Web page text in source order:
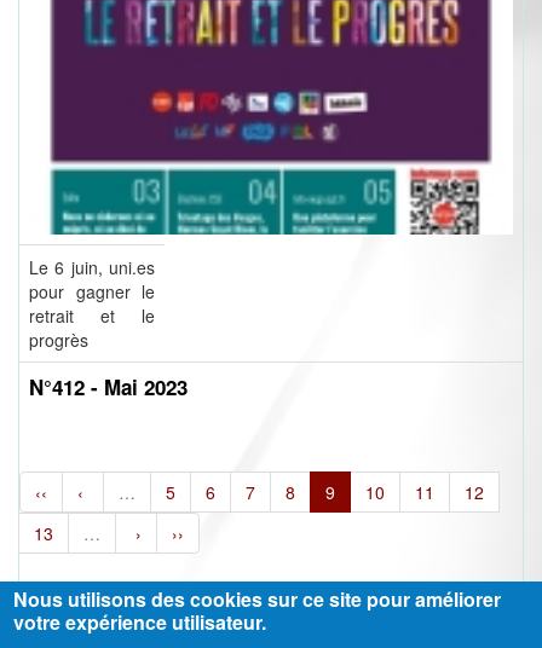
Le 6 juin, uni.es
pour gagner le
retrait et le
progrès
N°412 - Mai 2023
‹‹ ‹ … 5 6 7 8 9 10 11
12
13
… › ››
Nous utilisons des cookies sur ce site pour améliorer
votre expérience utilisateur.